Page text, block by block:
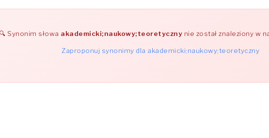
Synonim słowa akademicki;naukowy;teoretyczny nie został znaleziony w
Zaproponuj synonimy dla akademicki;naukowy;teoretyczny